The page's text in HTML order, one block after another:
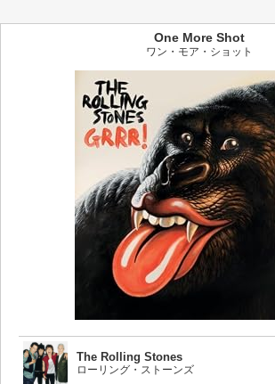
One More Shot
ワン・モア・ショット
The Rolling Stones
ローリング・ストーンズ